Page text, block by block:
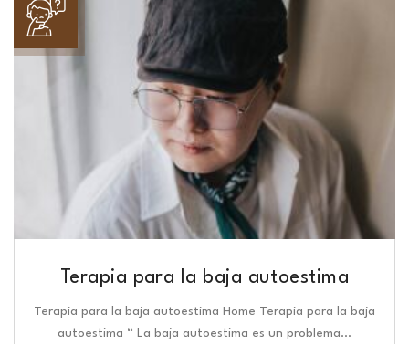
Terapia para la baja autoestima
Terapia para la baja autoestima Home Terapia para la baja
autoestima “ La baja autoestima es un problema…